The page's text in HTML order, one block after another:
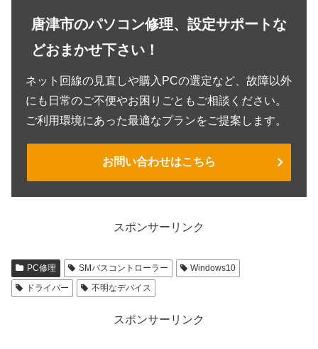
唐津市のパソコン修理、設定サポートな
どおまかせ下さい！
ネット回線の見直しや購入PCの選定など、故障以外
にも日常のご不便やお困りごともご相談ください。
ご利用環境にあった最適なプランをご提案します。
お問い合わせはこちら
スポンサーリンク
PC修理 SMバスコントローラー
Windows10
ドライバー
不明なデバイス
スポンサーリンク